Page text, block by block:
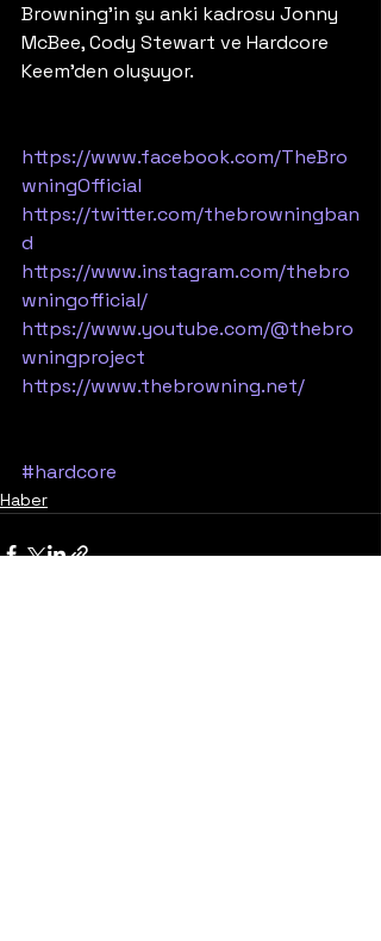
Browning’in şu anki kadrosu Jonny
McBee, Cody Stewart ve Hardcore
Keem’den oluşuyor.
https://www.facebook.com/TheBro
wningOfficial
https://twitter.com/thebrowningban
d
https://www.instagram.com/thebro
wningofficial/
https://www.youtube.com/@thebro
wningproject
https://www.thebrowning.net/
#hardcore
Haber